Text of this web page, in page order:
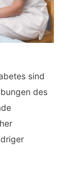
sind
des